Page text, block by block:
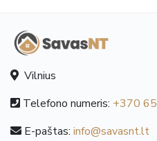
Vilnius
Telefono numeris: +370
E-paštas: info@savasnt.lt